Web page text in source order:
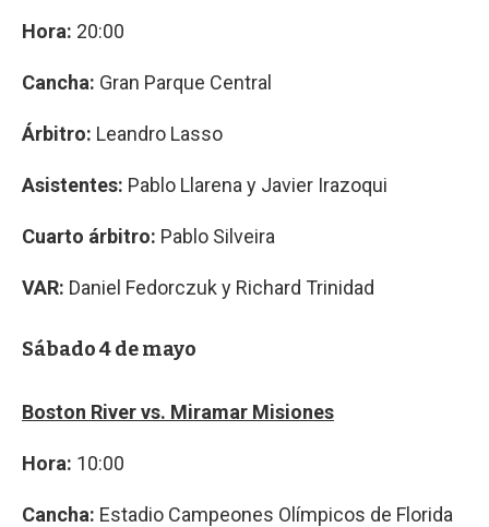
Hora: 20:00
Cancha: Gran Parque Central
Árbitro: Leandro Lasso
Asistentes: Pablo Llarena y Javier Irazoqui
Cuarto árbitro: Pablo Silveira
VAR: Daniel Fedorczuk y Richard Trinidad
Sábado 4 de mayo
Boston River vs. Miramar Misiones
Hora: 10:00
Cancha: Estadio Campeones Olímpicos de Florida